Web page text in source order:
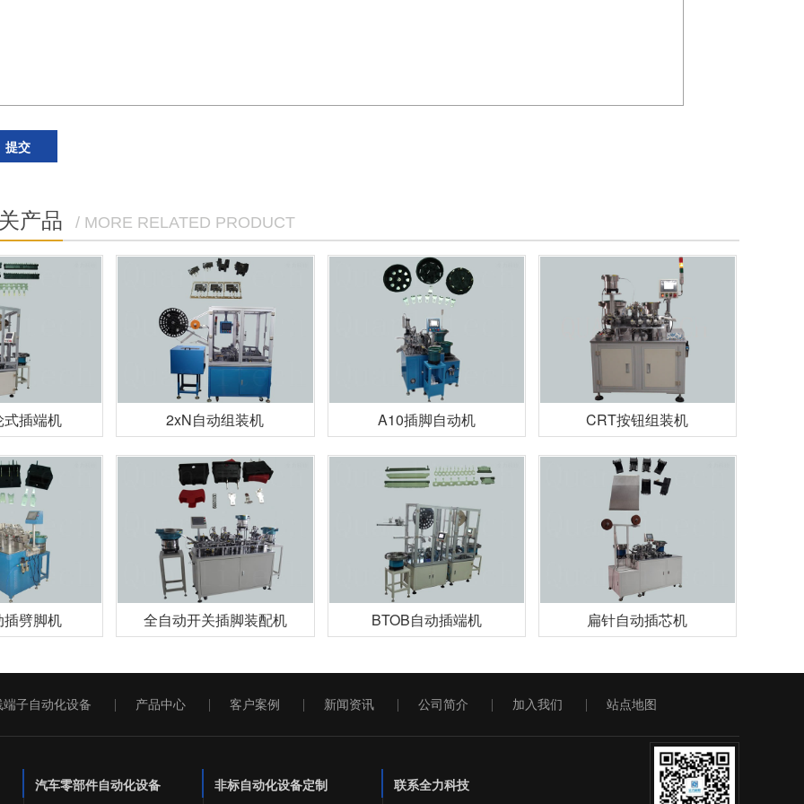
产品 / MORE RELATED PRODUCT
插端机 2xN自动组装机 A10插脚自动机 CRT按钮组装机
劈脚机 全自动开关插脚装配机 BTOB自动插端机 扁针自动插芯机
端子自动化设备 产品中心 客户案例 新闻资讯 公司简介 加入我们 站点地图
汽车零部件自动化设备 非标自动化设备定制 联系全力科技